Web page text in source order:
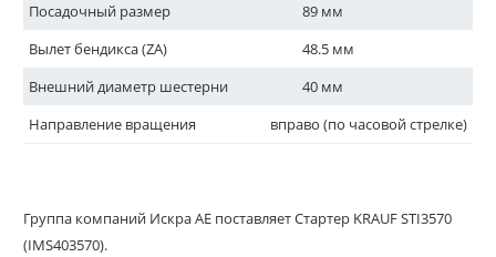
Посадочный размер
89 мм
Вылет бендикса (ZA)
48.5 мм
Внешний диаметр шестерни
40 мм
Направление вращения
вправо (по часовой стрелке)
Группа компаний Искра АЕ поставляет Стартер KRAUF STI3570
(IMS403570).